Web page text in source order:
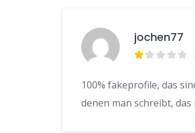
jochen77
100% fakeprofile, das
denen man schreibt,